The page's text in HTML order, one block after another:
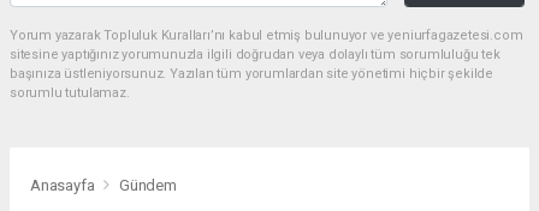
Yorum yazarak Topluluk Kuralları’nı kabul etmiş bulunuyor ve yeniurfagazetesi.com
sitesine yaptığınız yorumunuzla ilgili doğrudan veya dolaylı tüm sorumluluğu tek
başınıza üstleniyorsunuz. Yazılan tüm yorumlardan site yönetimi hiçbir şekilde
sorumlu tutulamaz.
Anasayfa Gündem